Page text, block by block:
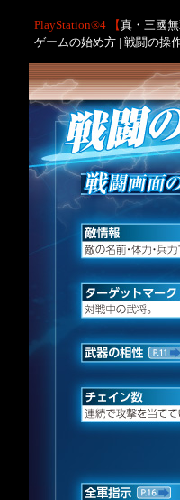
PlayStation®4 【真・三國
ゲームの始め方 | 戦闘の操